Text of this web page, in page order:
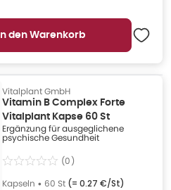
In den Warenkorb
Vitalplant GmbH
Vitamin B Complex Forte
Vitalplant Kapse 60 St
Ergänzung für ausgeglichene
psychische Gesundheit
(0)
Kapseln • 60 St (= 0.27 €/St)